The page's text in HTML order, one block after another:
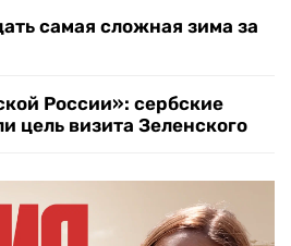
самая сложная зима за
России»: сербские
цель визита Зеленского